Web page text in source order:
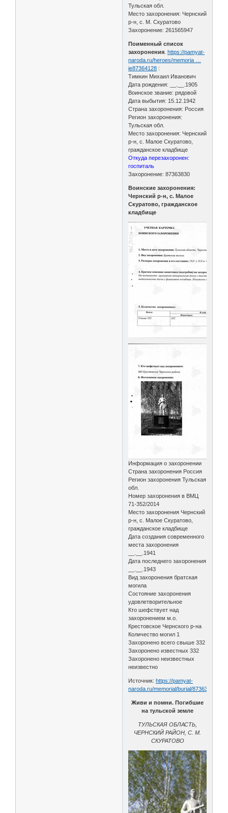
Тульская обл.
Место захоронения: Чернский
р-н, с. М. Скуратово
Захоронение: 261565947
Поименный список
захоронения .https://pamyat-
naroda.ru/heroes/memoria …
ie87364128 :
Тимкин Михаил Иванович
Дата рождения: __.__.1905
Воинское звание: рядовой
Дата выбытия: 15.12.1942
Страна захоронения: Россия
Регион захоронения:
Тульская обл.
Место захоронения: Чернский
р-н, с. Малое Скуратово,
гражданское кладбище
Откуда перезахоронен:
госпиталь
Захоронение: 87363830
Воинские захоронения:
Чернский р-н, с. Малое
Скуратово, гражданское
кладбище
Информация о захоронении
Страна захоронения Россия
Регион захоронения Тульская
обл.
Номер захоронения в ВМЦ
71-352/2014
Место захоронения Чернский
р-н, с. Малое Скуратово,
гражданское кладбище
Дата создания современного
места захоронения
__.__.1941
Дата последнего захоронения
__.__.1943
Вид захоронения братская
могила
Состояние захоронения
удовлетворительное
Кто шефствует над
захоронением м.о.
Крестовское Чернского р-на
Количество могил 1
Захоронено всего свыше 332
Захоронено известных 332
Захоронено неизвестных
неизвестно
Источник:https://pamyat-
naroda.ru/memorial/burial/87363830/
Живи и помни. Погибшие
на тульской земле
ТУЛЬСКАЯ ОБЛАСТЬ,
ЧЕРНСКИЙ РАЙОН, С. М.
СКУРАТОВО